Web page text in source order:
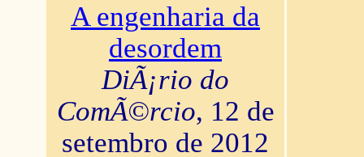
A engenharia da
desordem
DiÃ¡rio do
ComÃ©rcio, 12 de
setembro de 2012